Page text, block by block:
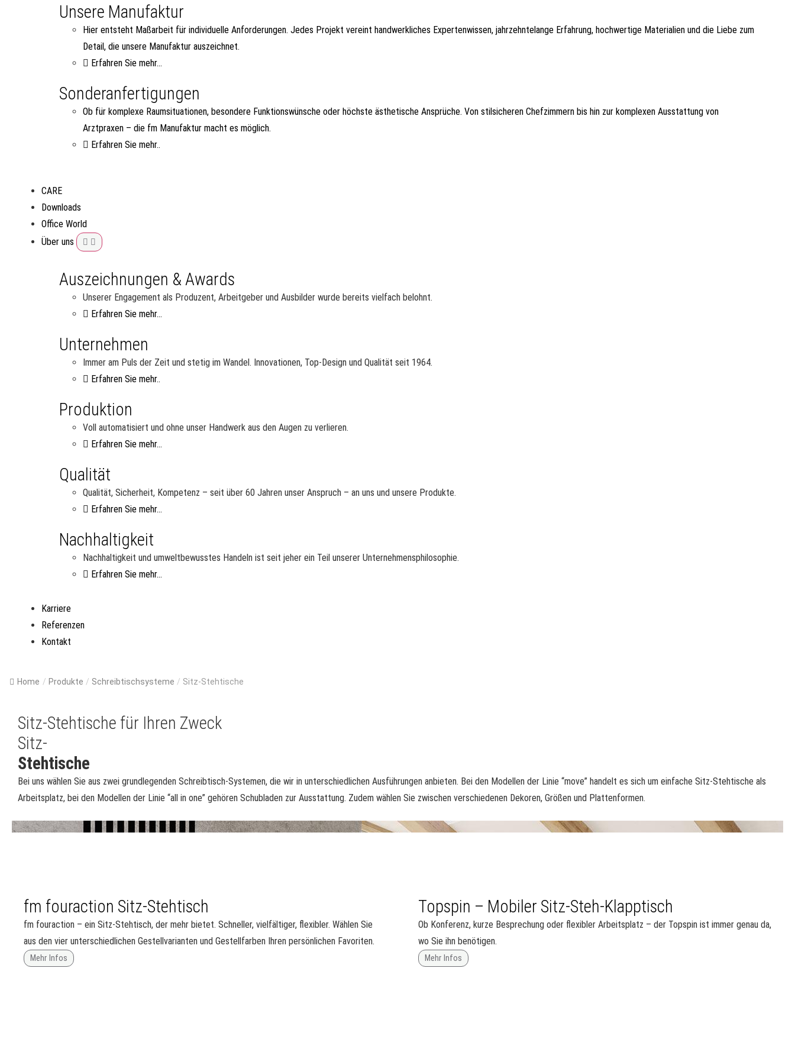
Unsere Manufaktur
Hier entsteht Maßarbeit für individuelle Anforderungen. Jedes Projekt vereint handwerkliches Expertenwissen, jahrzehntelange Erfahrung, hochwertige Materialien und die Liebe zum
Detail, die unsere Manufaktur auszeichnet.
Erfahren Sie mehr...
Sonderanfertigungen
Ob für komplexe Raumsituationen, besondere Funktionswünsche oder höchste ästhetische Ansprüche. Von stilsicheren Chefzimmern bis hin zur komplexen Ausstattung von
Arztpraxen – die fm Manufaktur macht es möglich.
Erfahren Sie mehr..
CARE
Downloads
Office World
Über uns
Auszeichnungen & Awards
Unserer Engagement als Produzent, Arbeitgeber und Ausbilder wurde bereits vielfach belohnt.
Erfahren Sie mehr...
Unternehmen
Immer am Puls der Zeit und stetig im Wandel. Innovationen, Top-Design und Qualität seit 1964.
Erfahren Sie mehr..
Produktion
Voll automatisiert und ohne unser Handwerk aus den Augen zu verlieren.
Erfahren Sie mehr...
Qualität
Qualität, Sicherheit, Kompetenz – seit über 60 Jahren unser Anspruch – an uns und unsere Produkte.
Erfahren Sie mehr...
Nachhaltigkeit
Nachhaltigkeit und umweltbewusstes Handeln ist seit jeher ein Teil unserer Unternehmensphilosophie.
Erfahren Sie mehr...
Karriere
Referenzen
Kontakt
Home / Produkte / Schreibtischsysteme / Sitz-Stehtische
Sitz-Stehtische für Ihren Zweck
Sitz-
Stehtische
Bei uns wählen Sie aus zwei grundlegenden Schreibtisch-Systemen, die wir in unterschiedlichen Ausführungen anbieten. Bei den Modellen der Linie “move” handelt es sich um einfache Sitz-Stehtische als
Arbeitsplatz, bei den Modellen der Linie “all in one” gehören Schubladen zur Ausstattung. Zudem wählen Sie zwischen verschiedenen Dekoren, Größen und Plattenformen.
fm fouraction Sitz-Stehtisch
fm fouraction – ein Sitz-Stehtisch, der mehr bietet. Schneller, vielfältiger, flexibler. Wählen Sie
aus den vier unterschiedlichen Gestellvarianten und Gestellfarben Ihren persönlichen Favoriten.
Mehr Infos
Topspin – Mobiler Sitz-Steh-Klapptisch
Ob Konferenz, kurze Besprechung oder flexibler Arbeitsplatz – der Topspin ist immer genau da,
wo Sie ihn benötigen.
Mehr Infos